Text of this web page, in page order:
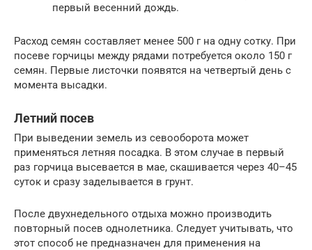
первый весенний дождь.
Расход семян составляет менее 500 г на одну сотку. При
посеве горчицы между рядами потребуется около 150 г
семян. Первые листочки появятся на четвертый день с
момента высадки.
Летний посев
При выведении земель из севооборота может
применяться летняя посадка. В этом случае в первый
раз горчица высевается в мае, скашивается через 40–45
суток и сразу заделывается в грунт.
После двухнедельного отдыха можно производить
повторный посев однолетника. Следует учитывать, что
этот способ не предназначен для применения на